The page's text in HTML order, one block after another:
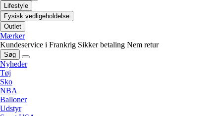
Lifestyle
Fysisk vedligeholdelse
Outlet
Mærker
Kundeservice i Frankrig Sikker betaling Nem retur
Søg
Nyheder
Tøj
Sko
NBA
Balloner
Udstyr